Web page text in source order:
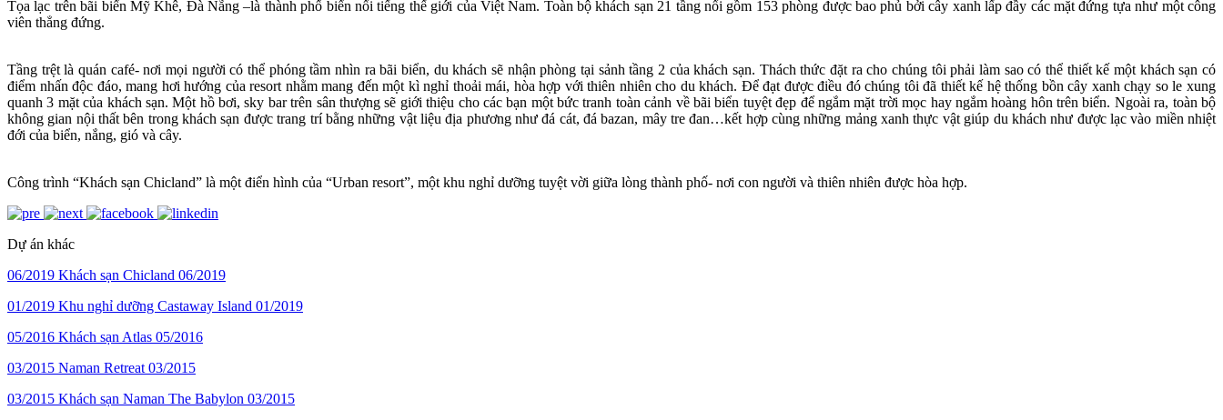
Tọa lạc trên bãi biển Mỹ Khê, Đà Nẵng –là thành phố biển nổi tiếng thế giới của Việt Nam. Toàn bộ khách sạn 21 tầng nổi gồm 153 phòng được bao phủ bởi cây xanh lấp đầy các mặt đứng tựa như một công
viên thẳng đứng.
Tầng trệt là quán café- nơi mọi người có thể phóng tầm nhìn ra bãi biển, du khách sẽ nhận phòng tại sảnh tầng 2 của khách sạn. Thách thức đặt ra cho chúng tôi phải làm sao có thể thiết kế một khách sạn có
điểm nhấn độc đáo, mang hơi hướng của resort nhằm mang đến một kì nghỉ thoải mái, hòa hợp với thiên nhiên cho du khách. Để đạt được điều đó chúng tôi đã thiết kế hệ thống bồn cây xanh chạy so le xung
quanh 3 mặt của khách sạn. Một hồ bơi, sky bar trên sân thượng sẽ giới thiệu cho các bạn một bức tranh toàn cảnh về bãi biển tuyệt đẹp để ngắm mặt trời mọc hay ngắm hoàng hôn trên biển. Ngoài ra, toàn bộ
không gian nội thất bên trong khách sạn được trang trí bằng những vật liệu địa phương như đá cát, đá bazan, mây tre đan…kết hợp cùng những mảng xanh thực vật giúp du khách như được lạc vào miền nhiệt
đới của biển, nắng, gió và cây.
Công trình “Khách sạn Chicland” là một điển hình của “Urban resort”, một khu nghỉ dưỡng tuyệt vời giữa lòng thành phố- nơi con người và thiên nhiên được hòa hợp.
Dự án khác
06/2019 Khách sạn Chicland 06/2019
01/2019 Khu nghỉ dưỡng Castaway Island 01/2019
05/2016 Khách sạn Atlas 05/2016
03/2015 Naman Retreat 03/2015
03/2015 Khách sạn Naman The Babylon 03/2015